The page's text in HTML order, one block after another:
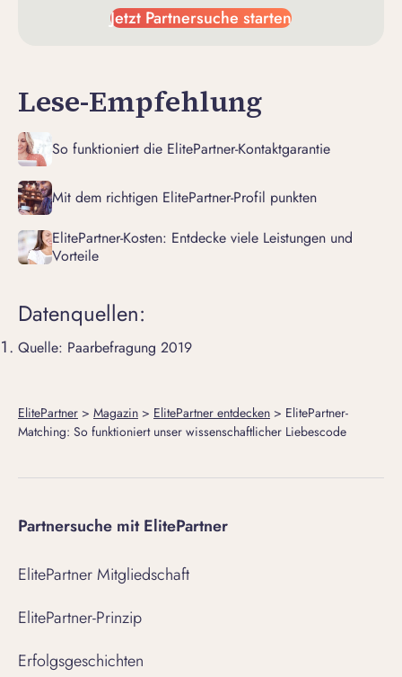
Jetzt Partnersuche starten
Lese-Empfehlung
So funktioniert die ElitePartner-Kontaktgarantie
Mit dem richtigen ElitePartner-Profil punkten
ElitePartner-Kosten: Entdecke viele Leistungen und
Vorteile
Datenquellen:
Quelle: Paarbefragung 2019
ElitePartner > Magazin > ElitePartner entdecken > ElitePartner-
Matching: So funktioniert unser wissenschaftlicher Liebescode
Partnersuche mit ElitePartner
ElitePartner Mitgliedschaft
ElitePartner-Prinzip
Erfolgsgeschichten